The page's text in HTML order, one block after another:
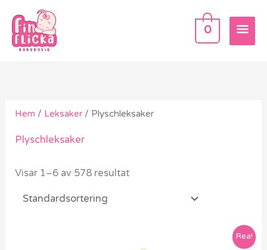
innehåll
0
Hem / Leksaker / Plyschleksaker
Plyschleksaker
Visar 1–6 av 578 resultat
Rea!